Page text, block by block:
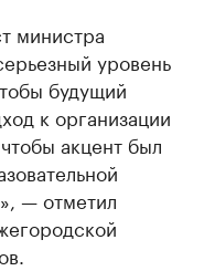
министра
уровень
будущий
к организации
акцент был
— отметил